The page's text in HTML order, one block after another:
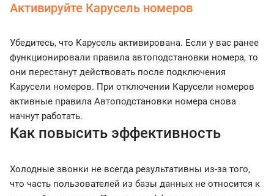
Активируйте Карусель номеров
Убедитесь, что Карусель активирована. Если у вас ранее
функционировали правила автоподстановки номера, то
они перестанут действовать после подключения
Карусели номеров. При отключении Карусели номеров
активные правила Автоподстановки номера снова
начнут работать.
Как повысить эффективность
Холодные звонки не всегда результативны из-за того,
что часть пользователей из базы данных не относится к